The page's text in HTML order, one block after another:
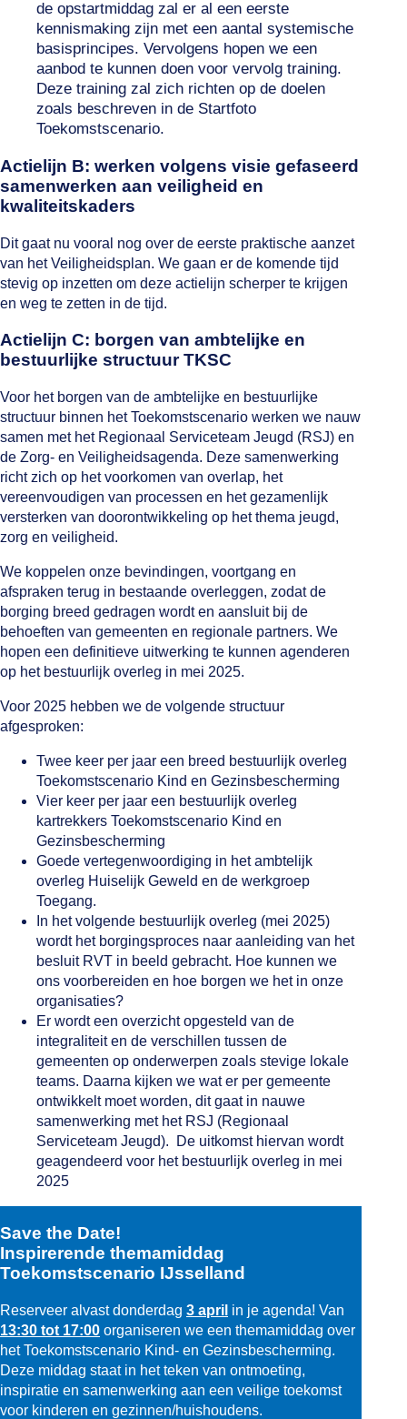
de opstartmiddag zal er al een eerste
kennismaking zijn met een aantal systemische
basisprincipes. Vervolgens hopen we een
aanbod te kunnen doen voor vervolg training.
Deze training zal zich richten op de doelen
zoals beschreven in de Startfoto
Toekomstscenario.
Actielijn B: werken volgens visie gefaseerd
samenwerken aan veiligheid en
kwaliteitskaders
Dit gaat nu vooral nog over de eerste praktische aanzet
van het Veiligheidsplan. We gaan er de komende tijd
stevig op inzetten om deze actielijn scherper te krijgen
en weg te zetten in de tijd.
Actielijn C: borgen van ambtelijke en
bestuurlijke structuur TKSC
Voor het borgen van de ambtelijke en bestuurlijke
structuur binnen het Toekomstscenario werken we nauw
samen met het Regionaal Serviceteam Jeugd (RSJ) en
de Zorg- en Veiligheidsagenda. Deze samenwerking
richt zich op het voorkomen van overlap, het
vereenvoudigen van processen en het gezamenlijk
versterken van doorontwikkeling op het thema jeugd,
zorg en veiligheid.
We koppelen onze bevindingen, voortgang en
afspraken terug in bestaande overleggen, zodat de
borging breed gedragen wordt en aansluit bij de
behoeften van gemeenten en regionale partners. We
hopen een definitieve uitwerking te kunnen agenderen
op het bestuurlijk overleg in mei 2025.
Voor 2025 hebben we de volgende structuur
afgesproken:
Twee keer per jaar een breed bestuurlijk overleg
Toekomstscenario Kind en Gezinsbescherming
Vier keer per jaar een bestuurlijk overleg
kartrekkers Toekomstscenario Kind en
Gezinsbescherming
Goede vertegenwoordiging in het ambtelijk
overleg Huiselijk Geweld en de werkgroep
Toegang.
In het volgende bestuurlijk overleg (mei 2025)
wordt het borgingsproces naar aanleiding van het
besluit RVT in beeld gebracht. Hoe kunnen we
ons voorbereiden en hoe borgen we het in onze
organisaties?
Er wordt een overzicht opgesteld van de
integraliteit en de verschillen tussen de
gemeenten op onderwerpen zoals stevige lokale
teams. Daarna kijken we wat er per gemeente
ontwikkelt moet worden, dit gaat in nauwe
samenwerking met het RSJ (Regionaal
Serviceteam Jeugd). De uitkomst hiervan wordt
geagendeerd voor het bestuurlijk overleg in mei
2025
Save the Date!
Inspirerende themamiddag
Toekomstscenario IJsselland
Reserveer alvast donderdag 3 april in je agenda! Van
13:30 tot 17:00 organiseren we een themamiddag over
het Toekomstscenario Kind- en Gezinsbescherming.
Deze middag staat in het teken van ontmoeting,
inspiratie en samenwerking aan een veilige toekomst
voor kinderen en gezinnen/huishoudens.